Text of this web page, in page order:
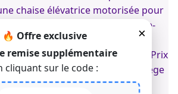
×
🔥 Offre exclusive
remise supplémentaire
cliquant sur le code :
chaise élévatrice motorisée pour
Installer un monte-
tournant en PACA
monte-escalier adapté
Prix
intérieur
-
Devis de siège
escalier sur mesure